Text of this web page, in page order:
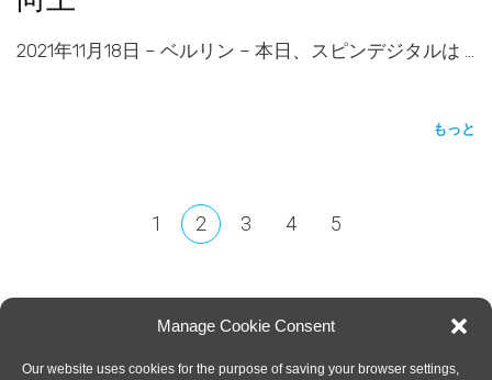
Manage Cookie Consent
Our website uses cookies for the purpose of saving your browser settings,
2021年11月18日 – ベルリン – 本日、スピンデジタルは …
もっと
1 2 3 4 5
SPIN DIGITAL
Spin Digital Video Technologies GmbH